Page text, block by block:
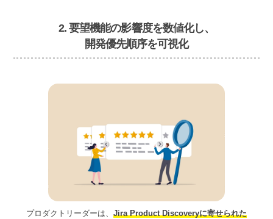
2. 要望機能の影響度を数値化し、
開発優先順序を可視化
プロダクトリーダーは、 Jira Product Discoveryに寄せられた